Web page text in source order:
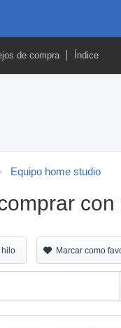
de compra Índice
Equipo home studio
hilo Marcar como